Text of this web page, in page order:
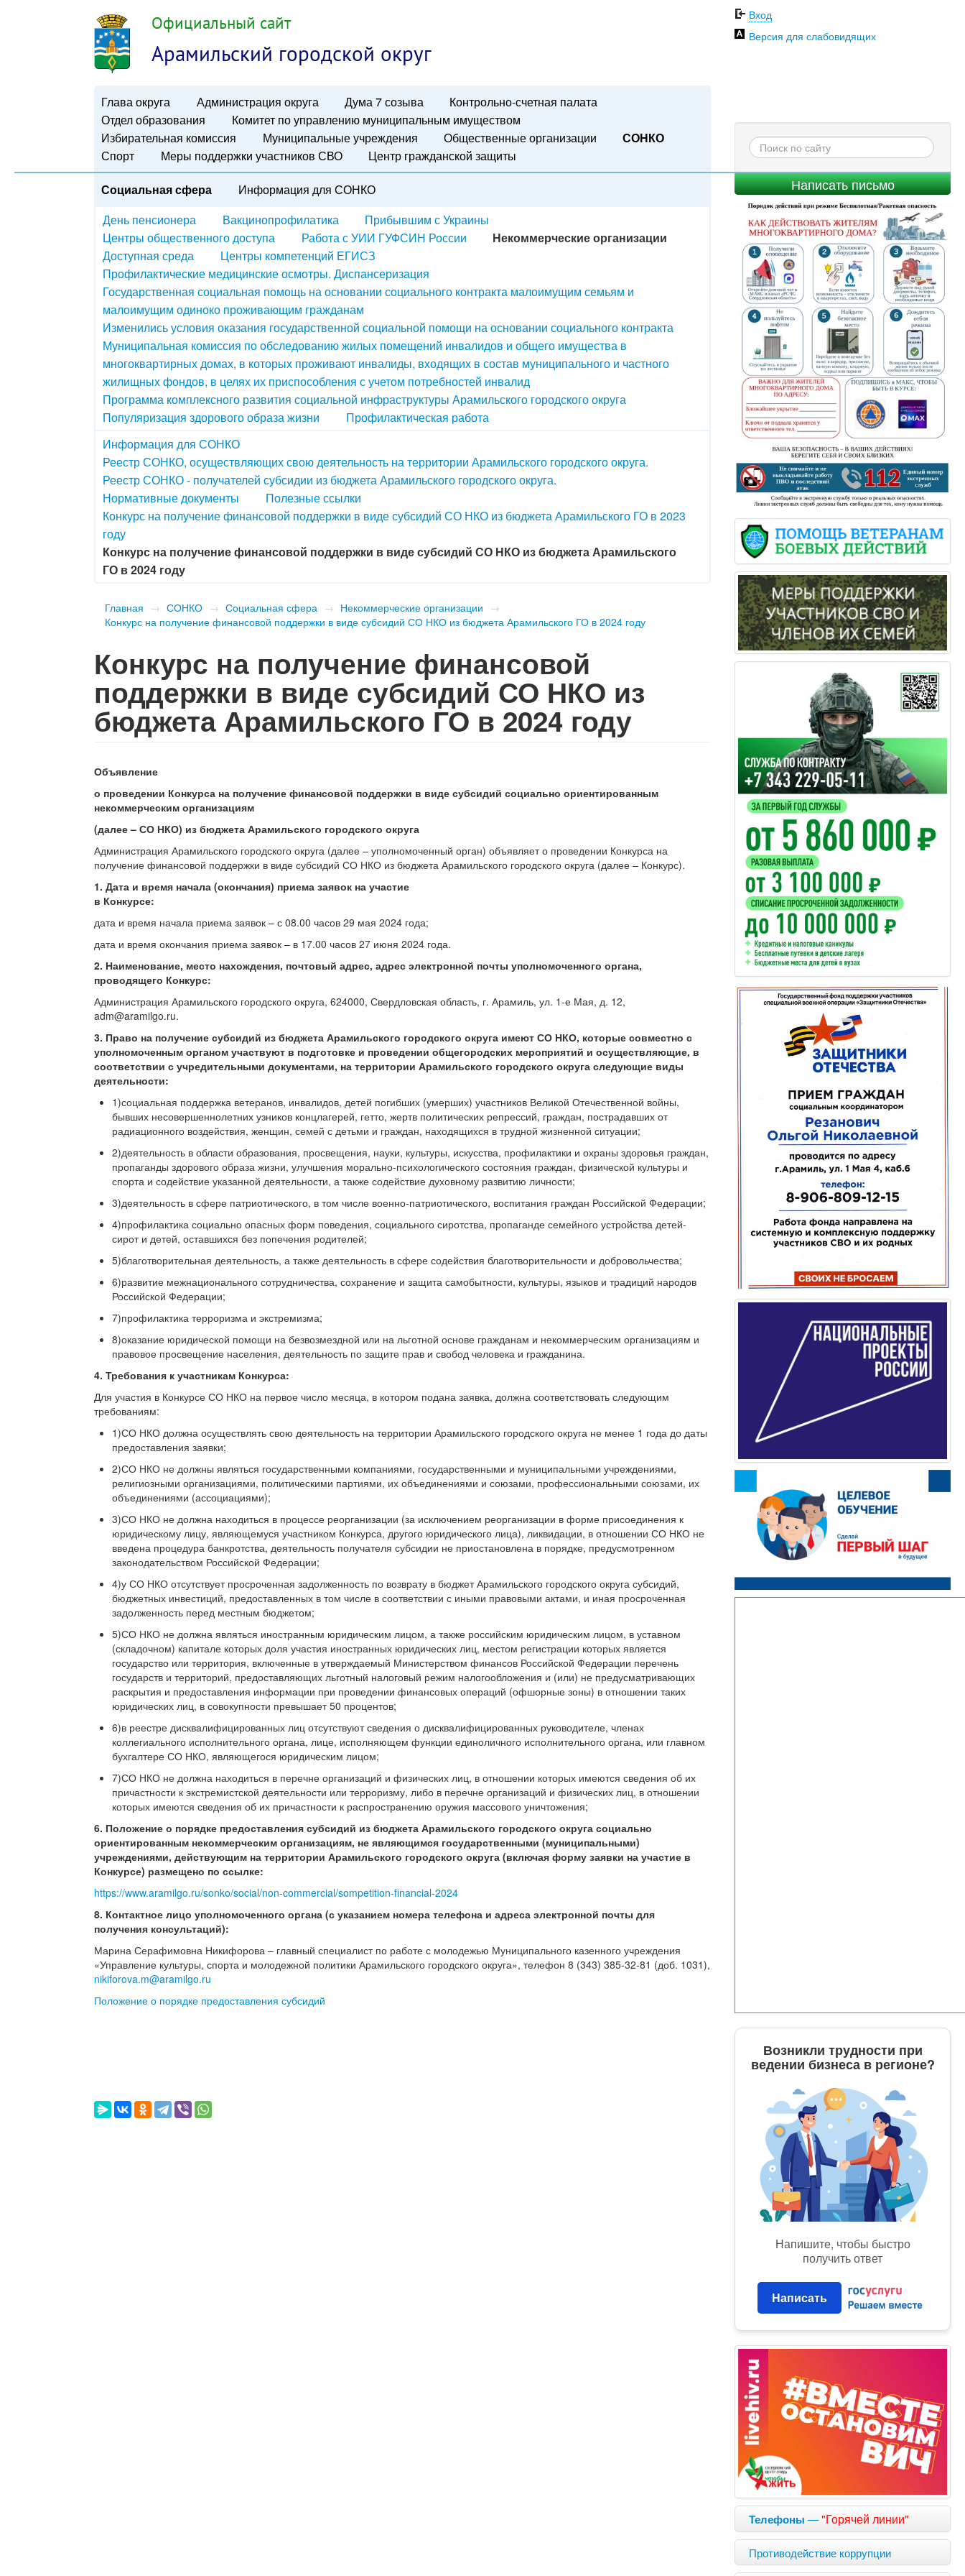
Официальный сайт
Арамильский городской округ
Глава округа Администрация округа Дума 7 созыва
Контрольно-счетная палата
Отдел образования
Комитет по управлению муниципальным имуществом
Избирательная комиссия
Муниципальные учреждения Общественные организации
СОНКО
Спорт
Меры поддержки участников СВО Центр гражданской защиты
Вход
Версия для слабовидящих
Написать письмо
Социальная сфера
Информация для СОНКО
День пенсионера
Вакцинопрофилатика
Прибывшим с Украины
Центры общественного доступа
Работа с УИИ ГУФСИН России
Некоммерческие организации
Доступная среда
Центры компетенций ЕГИСЗ
Профилактические медицинские осмотры. Диспансеризация
Государственная социальная помощь на основании социального контракта малоимущим семьям и
малоимущим одиноко проживающим гражданам
Изменились условия оказания государственной социальной помощи на основании социального контракта
Муниципальная комиссия по обследованию жилых помещений инвалидов и общего имущества в
многоквартирных домах, в которых проживают инвалиды, входящих в состав муниципального и частного
жилищных фондов, в целях их приспособления с учетом потребностей инвалид
Программа комплексного развития социальной инфраструктуры Арамильского городского округа
Популяризация здорового образа жизни
Профилактическая работа
Информация для СОНКО
Реестр СОНКО, осуществляющих свою деятельность на территории Арамильского городского округа.
Реестр СОНКО - получателей субсидии из бюджета Арамильского городского округа.
Нормативные документы
Полезные ссылки
Конкурс на получение финансовой поддержки в виде субсидий СО НКО из бюджета Арамильского ГО в 2023
году
Конкурс на получение финансовой поддержки в виде субсидий СО НКО из бюджета Арамильского
ГО в 2024 году
Главная → СОНКО → Социальная сфера → Некоммерческие организации →
Конкурс на получение финансовой поддержки в виде субсидий СО НКО из бюджета Арамильского ГО в 2024 году
Конкурс на получение финансовой
поддержки в виде субсидий СО НКО из
бюджета Арамильского ГО в 2024 году
Объявление
о проведении Конкурса на получение финансовой поддержки в виде субсидий социально ориентированным
некоммерческим организациям
(далее – СО НКО) из бюджета Арамильского городского округа
Администрация Арамильского городского округа (далее – уполномоченный орган) объявляет о проведении Конкурса на
получение финансовой поддержки в виде субсидий СО НКО из бюджета Арамильского городского округа (далее – Конкурс).
1. Дата и время начала (окончания) приема заявок на участие
в Конкурсе:
дата и время начала приема заявок – с 08.00 часов 29 мая 2024 года;
дата и время окончания приема заявок – в 17.00 часов 27 июня 2024 года.
2. Наименование, место нахождения, почтовый адрес, адрес электронной почты уполномоченного органа,
проводящего Конкурс:
Администрация Арамильского городского округа, 624000, Свердловская область, г. Арамиль, ул. 1-е Мая, д. 12,
adm@aramilgo.ru.
3. Право на получение субсидий из бюджета Арамильского городского округа имеют СО НКО, которые совместно с
уполномоченным органом участвуют в подготовке и проведении общегородских мероприятий и осуществляющие, в
соответствии с учредительными документами, на территории Арамильского городского округа следующие виды
деятельности:
1)социальная поддержка ветеранов, инвалидов, детей погибших (умерших) участников Великой Отечественной войны,
бывших несовершеннолетних узников концлагерей, гетто, жертв политических репрессий, граждан, пострадавших от
радиационного воздействия, женщин, семей с детьми и граждан, находящихся в трудной жизненной ситуации;
2)деятельность в области образования, просвещения, науки, культуры, искусства, профилактики и охраны здоровья граждан,
пропаганды здорового образа жизни, улучшения морально-психологического состояния граждан, физической культуры и
спорта и содействие указанной деятельности, а также содействие духовному развитию личности;
3)деятельность в сфере патриотического, в том числе военно-патриотического, воспитания граждан Российской Федерации;
4)профилактика социально опасных форм поведения, социального сиротства, пропаганде семейного устройства детей-
сирот и детей, оставшихся без попечения родителей;
5)благотворительная деятельность, а также деятельность в сфере содействия благотворительности и добровольчества;
6)развитие межнационального сотрудничества, сохранение и защита самобытности, культуры, языков и традиций народов
Российской Федерации;
7)профилактика терроризма и экстремизма;
8)оказание юридической помощи на безвозмездной или на льготной основе гражданам и некоммерческим организациям и
правовое просвещение населения, деятельность по защите прав и свобод человека и гражданина.
4. Требования к участникам Конкурса:
Для участия в Конкурсе СО НКО на первое число месяца, в котором подана заявка, должна соответствовать следующим
требованиям:
1)СО НКО должна осуществлять свою деятельность на территории Арамильского городского округа не менее 1 года до даты
предоставления заявки;
2)СО НКО не должны являться государственными компаниями, государственными и муниципальными учреждениями,
религиозными организациями, политическими партиями, их объединениями и союзами, профессиональными союзами, их
объединениями (ассоциациями);
3)СО НКО не должна находиться в процессе реорганизации (за исключением реорганизации в форме присоединения к
юридическому лицу, являющемуся участником Конкурса, другого юридического лица), ликвидации, в отношении СО НКО не
введена процедура банкротства, деятельность получателя субсидии не приостановлена в порядке, предусмотренном
законодательством Российской Федерации;
4)у СО НКО отсутствует просроченная задолженность по возврату в бюджет Арамильского городского округа субсидий,
бюджетных инвестиций, предоставленных в том числе в соответствии с иными правовыми актами, и иная просроченная
задолженность перед местным бюджетом;
5)СО НКО не должна являться иностранным юридическим лицом, а также российским юридическим лицом, в уставном
(складочном) капитале которых доля участия иностранных юридических лиц, местом регистрации которых является
государство или территория, включенные в утверждаемый Министерством финансов Российской Федерации перечень
государств и территорий, предоставляющих льготный налоговый режим налогообложения и (или) не предусматривающих
раскрытия и предоставления информации при проведении финансовых операций (офшорные зоны) в отношении таких
юридических лиц, в совокупности превышает 50 процентов;
6)в реестре дисквалифицированных лиц отсутствуют сведения о дисквалифицированных руководителе, членах
коллегиального исполнительного органа, лице, исполняющем функции единоличного исполнительного органа, или главном
бухгалтере СО НКО, являющегося юридическим лицом;
7)СО НКО не должна находиться в перечне организаций и физических лиц, в отношении которых имеются сведения об их
причастности к экстремистской деятельности или терроризму, либо в перечне организаций и физических лиц, в отношении
которых имеются сведения об их причастности к распространению оружия массового уничтожения;
6. Положение о порядке предоставления субсидий из бюджета Арамильского городского округа социально
ориентированным некоммерческим организациям, не являющимся государственными (муниципальными)
учреждениями, действующим на территории Арамильского городского округа (включая форму заявки на участие в
Конкурсе) размещено по ссылке:
https://www.aramilgo.ru/sonko/social/non-commercial/sompetition-financial-2024
8. Контактное лицо уполномоченного органа (с указанием номера телефона и адреса электронной почты для
получения консультаций):
Марина Серафимовна Никифорова – главный специалист по работе с молодежью Муниципального казенного учреждения
«Управление культуры, спорта и молодежной политики Арамильского городского округа», телефон 8 (343) 385-32-81 (доб. 1031),
nikiforova.m@aramilgo.ru
Положение о порядке предоставления субсидий
Возникли трудности при
ведении бизнеса в регионе?
Напишите, чтобы быстро
получить ответ
Написать
Телефоны —"Горячей линии"
Противодействие коррупции